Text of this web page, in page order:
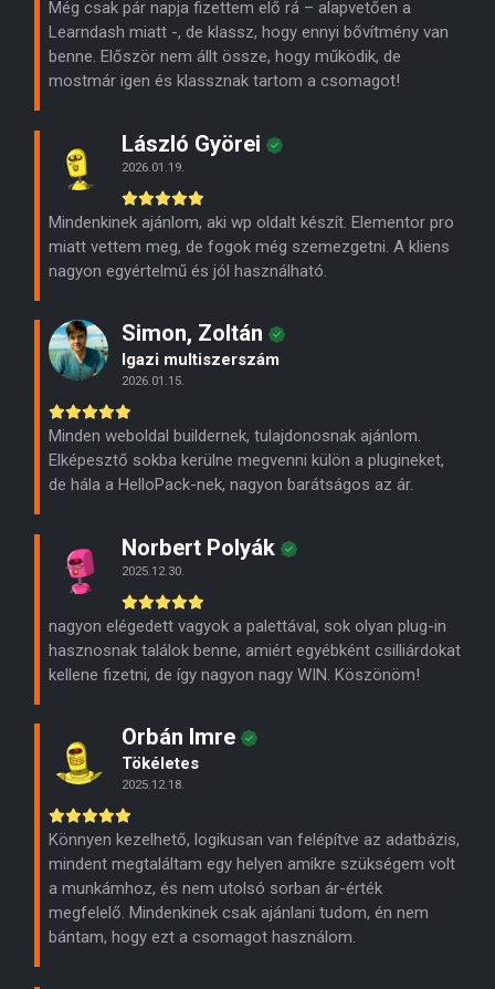
Még csak pár napja fizettem elő rá – alapvetően a
Learndash miatt -, de klassz, hogy ennyi bővítmény van
benne. Először nem állt össze, hogy működik, de
mostmár igen és klassznak tartom a csomagot!
László Györei
2026.01.19.
Mindenkinek ajánlom, aki wp oldalt készít. Elementor pro
miatt vettem meg, de fogok még szemezgetni. A kliens
nagyon egyértelmű és jól használható.
Simon, Zoltán
Igazi multiszerszám
2026.01.15.
Minden weboldal buildernek, tulajdonosnak ajánlom.
Elképesztő sokba kerülne megvenni külön a plugineket,
de hála a HelloPack-nek, nagyon barátságos az ár.
Norbert Polyák
2025.12.30.
nagyon elégedett vagyok a palettával, sok olyan plug-in
hasznosnak találok benne, amiért egyébként csilliárdokat
kellene fizetni, de így nagyon nagy WIN. Köszönöm!
Orbán Imre
Tökéletes
2025.12.18.
Könnyen kezelhető, logikusan van felépítve az adatbázis,
mindent megtaláltam egy helyen amikre szükségem volt
a munkámhoz, és nem utolsó sorban ár-érték
megfelelő. Mindenkinek csak ajánlani tudom, én nem
bántam, hogy ezt a csomagot használom.